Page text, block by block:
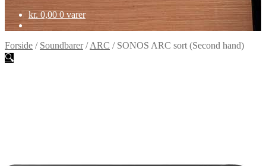
kr.0,00 0 varer
Forside / Soundbarer/ARC / SONOS ARC sort (Second hand)
🔍